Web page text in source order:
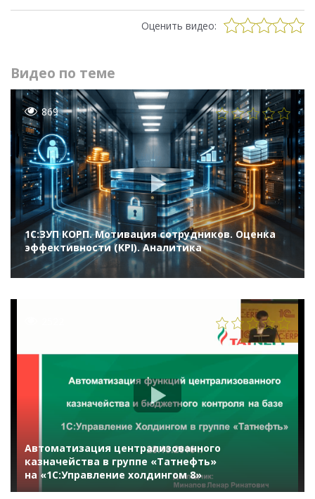
Оценить видео:
Видео по теме
869
1С:ЗУП КОРП. Мотивация сотрудников. Оценка
эффективности (KPI). Аналитика
Автоматизация централизованного
казначейства в группе «Татнефть»
на «1С:Управление холдингом 8»